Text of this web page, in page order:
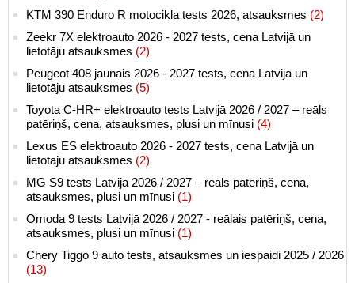
KTM 390 Enduro R motocikla tests 2026, atsauksmes (2)
Zeekr 7X elektroauto 2026 - 2027 tests, cena Latvijā un
lietotāju atsauksmes (2)
Peugeot 408 jaunais 2026 - 2027 tests, cena Latvijā un
lietotāju atsauksmes (5)
Toyota C-HR+ elektroauto tests Latvijā 2026 / 2027 – reāls
patēriņš, cena, atsauksmes, plusi un mīnusi (4)
Lexus ES elektroauto 2026 - 2027 tests, cena Latvijā un
lietotāju atsauksmes (2)
MG S9 tests Latvijā 2026 / 2027 – reāls patēriņš, cena,
atsauksmes, plusi un mīnusi (1)
Omoda 9 tests Latvijā 2026 / 2027 - reālais patēriņš, cena,
atsauksmes, plusi un mīnusi (1)
Chery Tiggo 9 auto tests, atsauksmes un iespaidi 2025 / 2026
(13)